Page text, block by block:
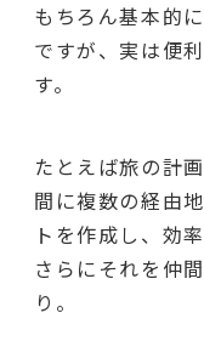
もちろん基本的
ですが、実は便
す。
たとえば旅の計
間に複数の経由
トを作成し、効
さらにそれを仲
り。